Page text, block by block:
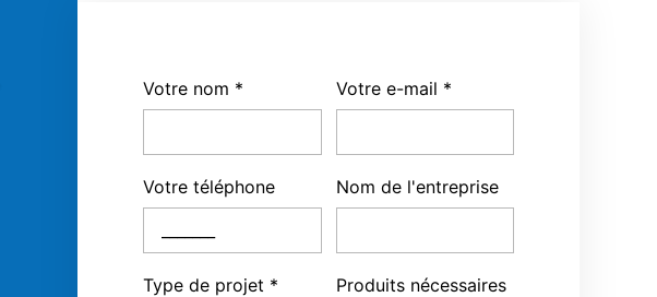
Votre nom * Votre e-mail *
Votre téléphone Nom de l'entreprise
Type de projet *
Produits nécessaires